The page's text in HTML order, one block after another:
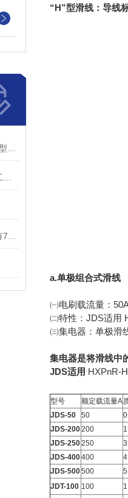
“H”型滑线：导线
a.单极组合式滑线
㈠电刷载流量：
㈡特性：JDS适用
㈢集电器：单极滑
集电器是将滑线中
JDS适用 HXPnR-
型号 额定载流量A
JDS-50
50
JDS-200200
JDS-250250
JDS-400400
JDS-500500
JDT-100 100